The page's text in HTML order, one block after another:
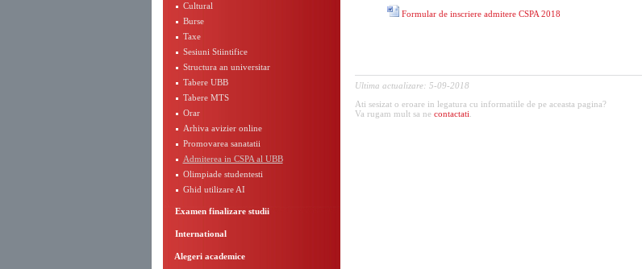
Cultural
Burse
Taxe
Sesiuni Stiintifice
Structura an universitar
Tabere UBB
Tabere MTS
Orar
Arhiva avizier online
Promovarea sanatatii
Admiterea in CSPA al UBB
Olimpiade studentesti
Ghid utilizare AI
Examen finalizare studii
International
Alegeri academice
Formular de inscriere admitere CSPA 2018
Ultima actualizare: 5-09-2018
Ati sesizat o eroare in legatura cu informatiile de pe aceasta pagina?
Va rugam mult sa ne contactati